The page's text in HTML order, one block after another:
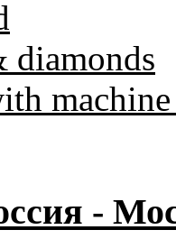
diamonds
machine
-